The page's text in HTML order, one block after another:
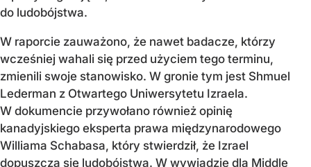
do ludobójstwa.
W raporcie zauważono, że nawet badacze, którzy
wcześniej wahali się przed użyciem tego terminu,
zmienili swoje stanowisko. W gronie tym jest Shmuel
Lederman z Otwartego Uniwersytetu Izraela.
W dokumencie przywołano również opinię
kanadyjskiego eksperta prawa międzynarodowego
Williama Schabasa, który stwierdził, że Izrael
dopuszcza się ludobójstwa. W wywiadzie dla Middle